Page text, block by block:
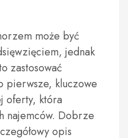
może być
jednak
zastosować
pierwsze, kluczowe
oferty, która
najemców. Dobrze
opis